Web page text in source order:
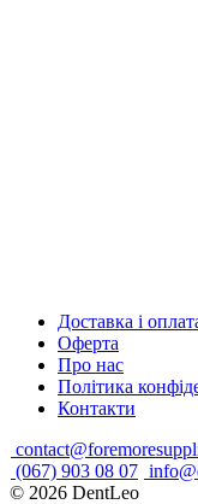
Доставка і
Оферта
Про нас
Політика
Контакти
(067) 903 08 07
© 2026 DentLeo